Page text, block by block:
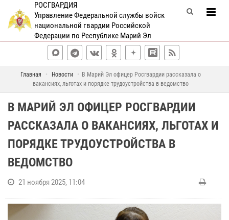
РОСГВАРДИЯ
Управление Федеральной службы войск
национальной гвардии Российской
Федерации по Республике Марий Эл
Главная Новости
В Марий Эл офицер Росгвардии рассказала о
вакансиях, льготах и порядке трудоустройства в ведомство
В МАРИЙ ЭЛ ОФИЦЕР РОСГВАРДИИ
РАССКАЗАЛА О ВАКАНСИЯХ, ЛЬГОТАХ И
ПОРЯДКЕ ТРУДОУСТРОЙСТВА В
ВЕДОМСТВО
21 ноября 2025, 11:04